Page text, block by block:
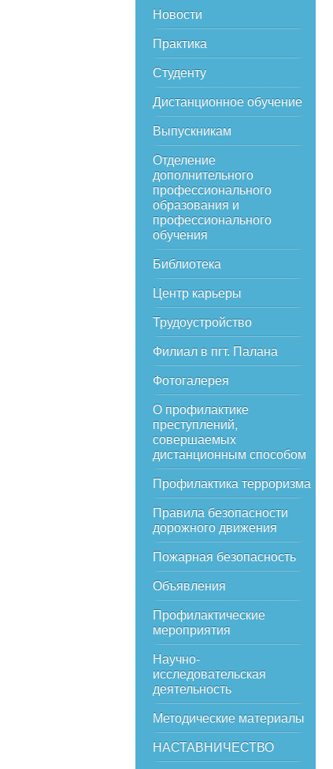
Новости
Практика
Студенту
Дистанционное обучение
Выпускникам
Отделение
дополнительного
профессионального
образования и
профессионального
обучения
Библиотека
Центр карьеры
Трудоустройство
Филиал в пгт. Палана
Фотогалерея
О профилактике
преступлений,
совершаемых
дистанционным способом
Профилактика терроризма
Правила безопасности
дорожного движения
Пожарная безопасность
Объявления
Профилактические
мероприятия
Научно-
исследовательская
деятельность
Методические материалы
НАСТАВНИЧЕСТВО